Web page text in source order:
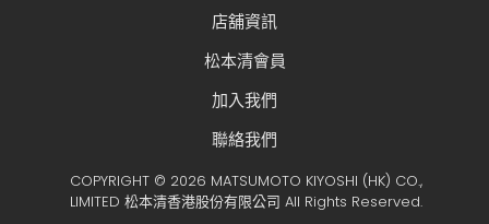
店舖資訊
松本清會員
加入我們
聯絡我們
COPYRIGHT © 2026 MATSUMOTO KIYOSHI (HK) CO.,
LIMITED 松本清香港股份有限公司 All Rights Reserved.